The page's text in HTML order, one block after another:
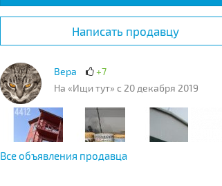
Написать продавцу
Вера
+7
На «Ищи тут» с 20 декабря 2019
Все объявления продавца